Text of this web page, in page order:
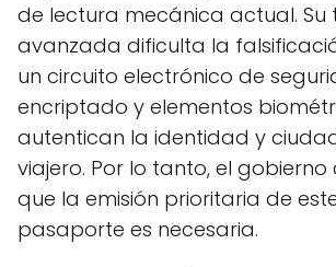
de lectura mecánica actual. Su
avanzada dificulta la
un circuito electrónico de
encriptado y elementos
autentican la identidad y
viajero. Por lo tanto, el gobierno
que la emisión prioritaria de
pasaporte es necesaria.